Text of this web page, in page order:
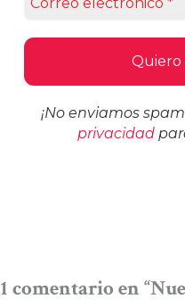
¡No enviamos
privacidad
1 comentario en